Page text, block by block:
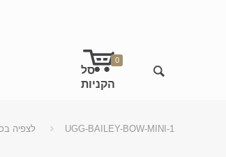
0
לצפיה UGG-BAILEY-BOW-MINI-1